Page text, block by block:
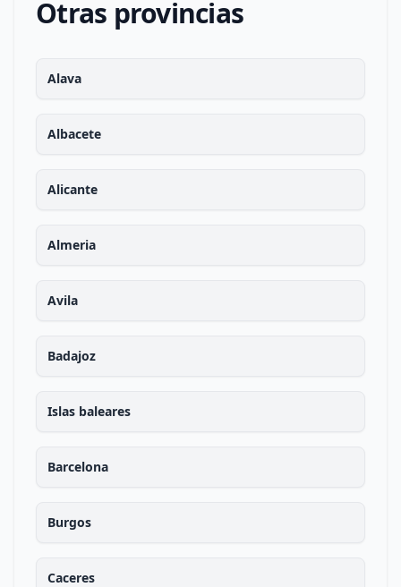
Otras provincias
Alava
Albacete
Alicante
Almeria
Avila
Badajoz
Islas baleares
Barcelona
Burgos
Caceres